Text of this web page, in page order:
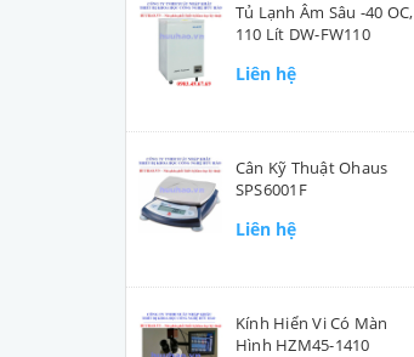
Tủ Lạnh Âm Sâu -40 OC,
110 Lít DW-FW110
Liên hệ
Cân Kỹ Thuật Ohaus
SPS6001F
Liên hệ
Kính Hiển Vi Có Màn
Hình HZM45-1410